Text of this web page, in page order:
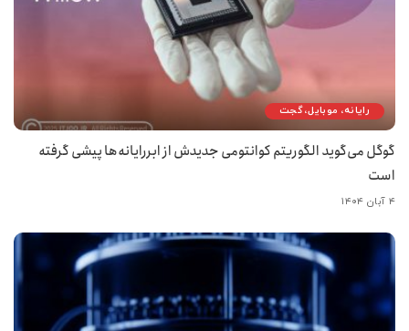
رایانه، موبایل، گجت
گوگل می‌گوید الگوریتم کوانتومی جدیدش از ابررایانه‌ها پیشی گرفته
است
۴ آبان ۱۴۰۴